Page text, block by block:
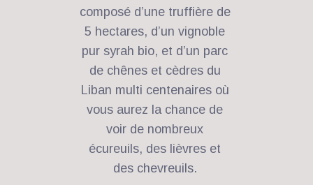
composé d’une truffière de
5 hectares, d’un vignoble
pur syrah bio, et d’un parc
de chênes et cèdres du
Liban multi centenaires où
vous aurez la chance de
voir de nombreux
écureuils, des lièvres et
des chevreuils.